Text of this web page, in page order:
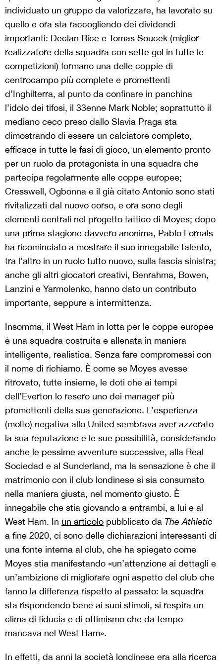
individuato un gruppo da valorizzare, ha lavorato su
quello e ora sta raccogliendo dei dividendi
importanti: Declan Rice e Tomas Soucek (miglior
realizzatore della squadra con sette gol in tutte le
competizioni) formano una delle coppie di
centrocampo più complete e promettenti
d’Inghilterra, al punto da confinare in panchina
l’idolo dei tifosi, il 33enne Mark Noble; soprattutto il
mediano ceco preso dallo Slavia Praga sta
dimostrando di essere un calciatore completo,
efficace in tutte le fasi di gioco, un elemento pronto
per un ruolo da protagonista in una squadra che
partecipa regolarmente alle coppe europee;
Cresswell, Ogbonna e il già citato Antonio sono stati
rivitalizzati dal nuovo corso, e ora sono degli
elementi centrali nel progetto tattico di Moyes; dopo
una prima stagione davvero anonima, Pablo Fornals
ha ricominciato a mostrare il suo innegabile talento,
tra l’altro in un ruolo tutto nuovo, sulla fascia sinistra;
anche gli altri giocatori creativi, Benrahma, Bowen,
Lanzini e Yarmolenko, hanno dato un contributo
importante, seppure a intermittenza.
Insomma, il West Ham in lotta per le coppe europee
è una squadra costruita e allenata in maniera
intelligente, realistica. Senza fare compromessi con
il nome di richiamo. È come se Moyes avesse
ritrovato, tutte insieme, le doti che ai tempi
dell’Everton lo resero uno dei manager più
promettenti della sua generazione. L’esperienza
(molto) negativa allo United sembrava aver azzerato
la sua reputazione e le sue possibilità, considerando
anche le pessime avventure successive, alla Real
Sociedad e al Sunderland, ma la sensazione è che il
matrimonio con il club londinese si sia consumato
nella maniera giusta, nel momento giusto. È
innegabile che stia giovando a entrambi, a lui e al
West Ham. In un articolo pubblicato da The Athletic
a fine 2020, ci sono delle dichiarazioni interessanti di
una fonte interna al club, che ha spiegato come
Moyes stia manifestando «un’attenzione ai dettagli e
un’ambizione di migliorare ogni aspetto del club che
fanno la differenza rispetto al passato: la squadra
sta rispondendo bene ai suoi stimoli, si respira un
clima di fiducia e di ottimismo che da tempo
mancava nel West Ham».
In effetti, da anni la società londinese era alla ricerca